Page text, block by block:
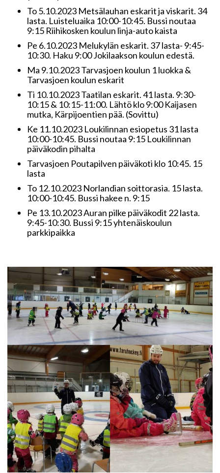
To 5.10.2023 Metsälauhan eskarit ja viskarit. 34
lasta. Luisteluaika 10:00-10:45. Bussi noutaa
9:15 Riihikosken koulun linja-auto kaista
Pe 6.10.2023 Melukylän eskarit. 37 lasta- 9:45-
10:30. Haku 9:00 Jokilaakson koulun edestä.
Ma 9.10.2023 Tarvasjoen koulun 1 luokka &
Tarvasjoen koulun eskarit
Ti 10.10.2023 Taatilan eskarit. 41 lasta. 9:30-
10:15 & 10:15-11:00. Lähtö klo 9:00 Kaijasen
mutka, Kärpijoentien pää. (Sovittu)
Ke 11.10.2023 Loukilinnan esiopetus 31 lasta
10:00-10:45. Bussi noutaa 9:15 Loukilinnan
päiväkodin pihalta
Tarvasjoen Poutapilven päiväkoti klo 10:45. 15
lasta
To 12.10.2023 Norlandian soittorasia. 15 lasta.
10:00-10:45. Bussi hakee n. 9:15
Pe 13.10.2023 Auran pilke päiväkodit 22 lasta.
9:45-10:30. Bussi 9:15 yhtenäiskoulun
parkkipaikka